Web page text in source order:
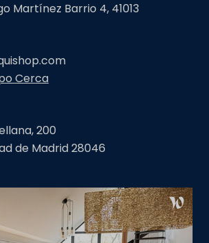
Martínez Barrio 4, 41013
Cerca
200
de Madrid 28046